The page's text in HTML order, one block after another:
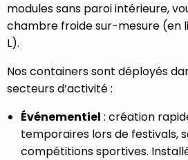
modules sans paroi intérieure,
chambre froide sur-mesure (en
L).
Nos containers sont déployés
secteurs d’activité :
Événementiel : création
temporaires lors de festivals,
compétitions sportives.